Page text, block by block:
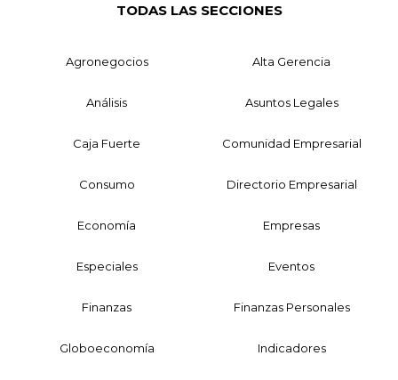
TODAS LAS SECCIONES
Agronegocios Alta Gerencia
Análisis Asuntos Legales
Caja Fuerte Comunidad Empresarial
Consumo Directorio Empresarial
Economía Empresas
Especiales Eventos
Finanzas Finanzas Personales
Globoeconomía Indicadores